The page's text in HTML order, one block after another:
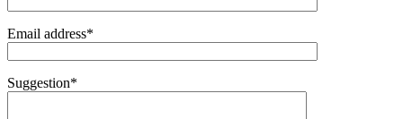
Email address*
Suggestion*